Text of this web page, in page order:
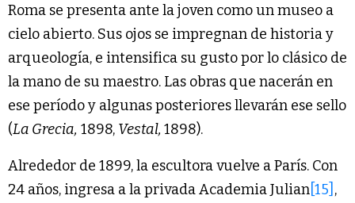
Roma se presenta ante la joven como un museo a
cielo abierto. Sus ojos se impregnan de historia y
arqueología, e intensifica su gusto por lo clásico de
la mano de su maestro. Las obras que nacerán en
ese período y algunas posteriores llevarán ese sello
(La Grecia, 1898, Vestal, 1898).
Alrededor de 1899, la escultora vuelve a París. Con
24 años, ingresa a la privada Academia Julian [15] ,